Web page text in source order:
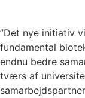
”Det nye initiativ
fundamental
endnu bedre
tværs af